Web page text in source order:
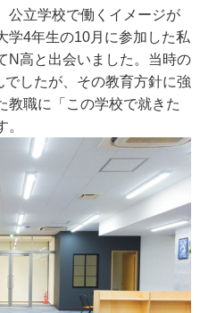
公立学校で働くイメージが
学4年生の10月に参加した私
N高と出会いました。当時の
したが、その教育方針に強
教職に「この学校で就きた